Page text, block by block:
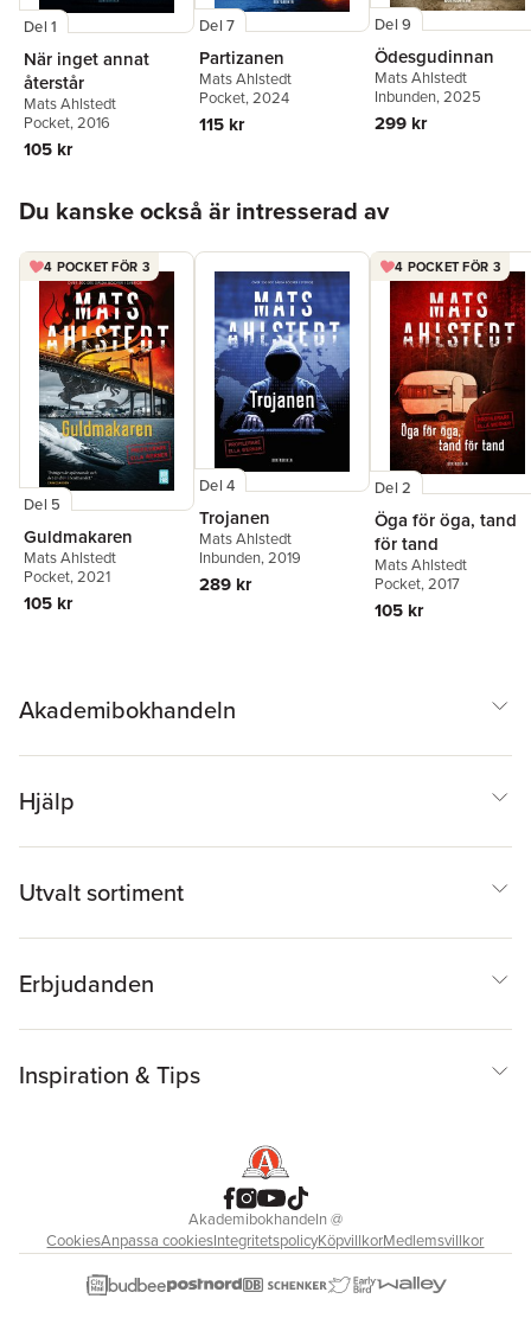
Del 1
När inget annat
återstår
Mats Ahlstedt
Pocket, 2016
105 kr
Del 7
Partizanen
Mats Ahlstedt
Pocket, 2024
115 kr
Del 9
Ödesgudinnan
Mats Ahlstedt
Inbunden, 2025
299 kr
Du kanske också är intresserad av
4 POCKET FÖR 3
Del 5
Guldmakaren
Mats Ahlstedt
Pocket, 2021
105 kr
Del 4
Trojanen
Mats Ahlstedt
Inbunden, 2019
289 kr
4 POCKET FÖR 3
Del 2
Öga för öga, tand
för tand
Mats Ahlstedt
Pocket, 2017
105 kr
Akademibokhandeln
Hjälp
Utvalt sortiment
Erbjudanden
Inspiration & Tips
Akademibokhandeln@
CookiesAnpassa cookiesIntegritetspolicyKöpvillkorMedlemsvillkor